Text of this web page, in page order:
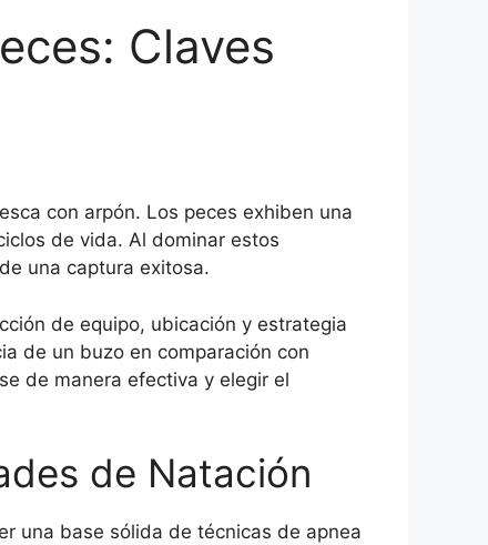
Claves
con arpón. Los peces exhiben una
de vida. Al dominar estos
una captura exitosa.
de equipo, ubicación y estrategia
de un buzo en comparación con
de manera efectiva y elegir el
de Natación
una base sólida de técnicas de apnea